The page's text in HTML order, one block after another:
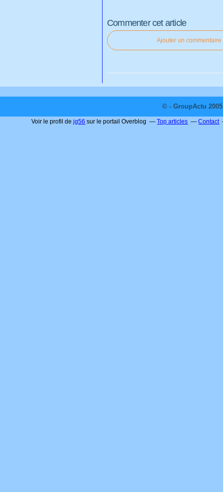
Commenter cet article
Ajouter un commentaire
© - GroupActu
Voir le profil dejg56 sur le portail Overblog Top articles Contact